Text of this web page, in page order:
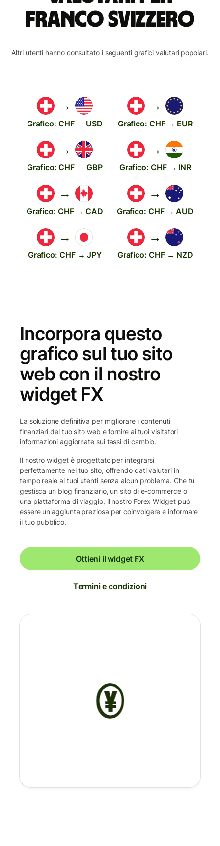
franco svizzero
Altri utenti hanno consultato i seguenti grafici valutari popolari.
→
Grafico: CHF → USD
→
Grafico: CHF → EUR
→
Grafico: CHF → GBP
→
Grafico: CHF → INR
→
Grafico: CHF → CAD
→
Grafico: CHF → AUD
→
Grafico: CHF → JPY
→
Grafico: CHF → NZD
Incorpora questo
grafico sul tuo sito
web con il nostro
widget FX
La soluzione definitiva per migliorare i contenuti
finanziari del tuo sito web e fornire ai tuoi visitatori
informazioni aggiornate sui tassi di cambio.
Il nostro widget è progettato per integrarsi
perfettamente nel tuo sito, offrendo dati valutari in
tempo reale ai tuoi utenti senza alcun problema. Che tu
gestisca un blog finanziario, un sito di e-commerce o
una piattaforma di viaggio, il nostro Forex Widget può
essere un'aggiunta preziosa per coinvolgere e informare
il tuo pubblico.
Ottieni il widget FX
Termini e condizioni